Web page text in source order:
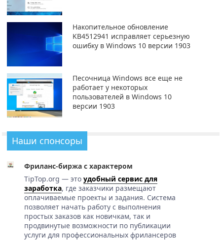
Накопительное обновление
KB4512941 исправляет серьезную
ошибку в Windows 10 версии 1903
Песочница Windows все еще не
работает у некоторых
пользователей в Windows 10
версии 1903
Наши спонсоры
Фриланс-биржа с характером
TipTop.org — это удобный сервис для
заработка, где заказчики размещают
оплачиваемые проекты и задания. Система
позволяет начать работу с выполнения
простых заказов как новичкам, так и
продвинутые возможности по публикации
услуги для профессиональных фрилансеров